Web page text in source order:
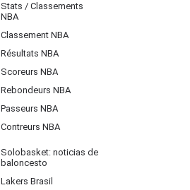
Stats / Classements
NBA
Classement NBA
Résultats NBA
Scoreurs NBA
Rebondeurs NBA
Passeurs NBA
Contreurs NBA
Solobasket: noticias de
baloncesto
Lakers Brasil